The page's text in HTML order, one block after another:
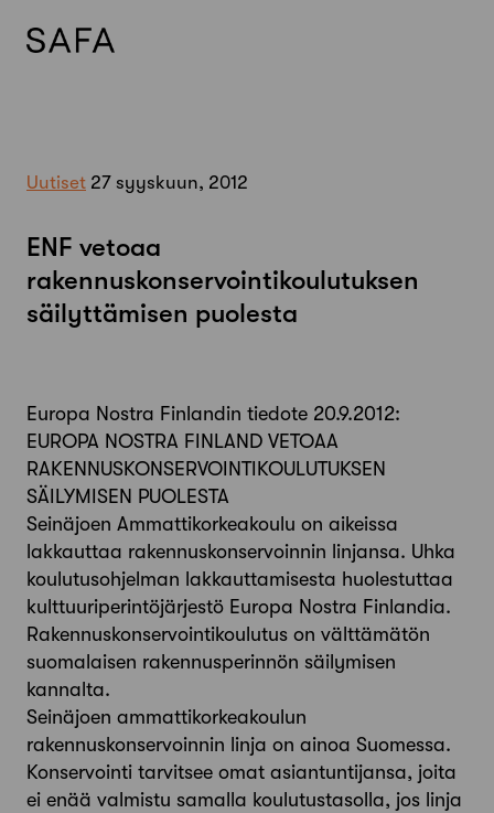
Uutiset 27 syyskuun, 2012
ENF vetoaa
rakennuskonservointikoulutuksen
säilyttämisen puolesta
Europa Nostra Finlandin tiedote 20.9.2012:
EUROPA NOSTRA FINLAND VETOAA
RAKENNUSKONSERVOINTIKOULUTUKSEN
SÄILYMISEN PUOLESTA
Seinäjoen Ammattikorkeakoulu on aikeissa
lakkauttaa rakennuskonservoinnin linjansa. Uhka
koulutusohjelman lakkauttamisesta huolestuttaa
kulttuuriperintöjärjestö Europa Nostra Finlandia.
Rakennuskonservointikoulutus on välttämätön
suomalaisen rakennusperinnön säilymisen
kannalta.
Seinäjoen ammattikorkeakoulun
rakennuskonservoinnin linja on ainoa Suomessa.
Konservointi tarvitsee omat asiantuntijansa, joita
ei enää valmistu samalla koulutustasolla, jos linja